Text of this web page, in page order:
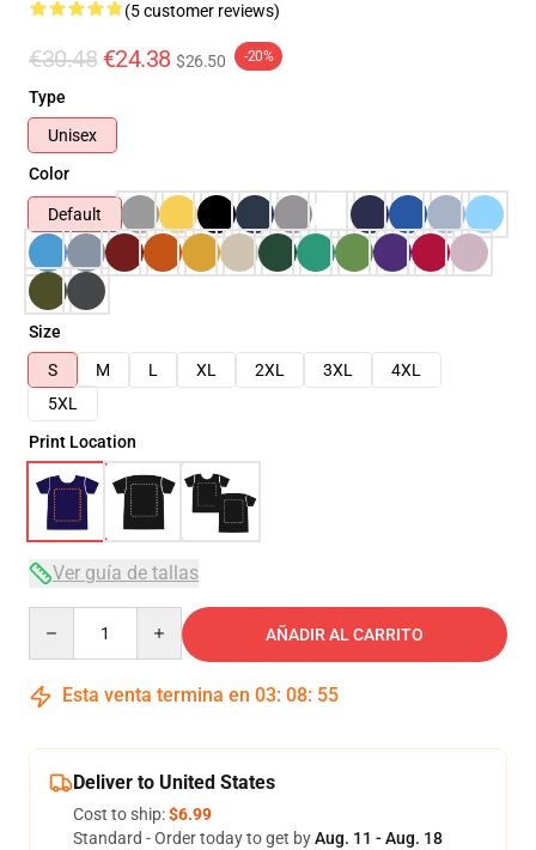
(5 customer reviews)
€30.48 €24.38 $26.50 -20%
Type
Unisex
Color
Default
Size
S
M L XL 2XL 3XL
4XL
5XL
Print Location
Ver guía de tallas
AÑADIR AL CARRITO
Esta venta termina en 03: 08: 54
Deliver to United States
Cost to ship:$6.99
Standard - Order today to get byAug. 11 - Aug. 18